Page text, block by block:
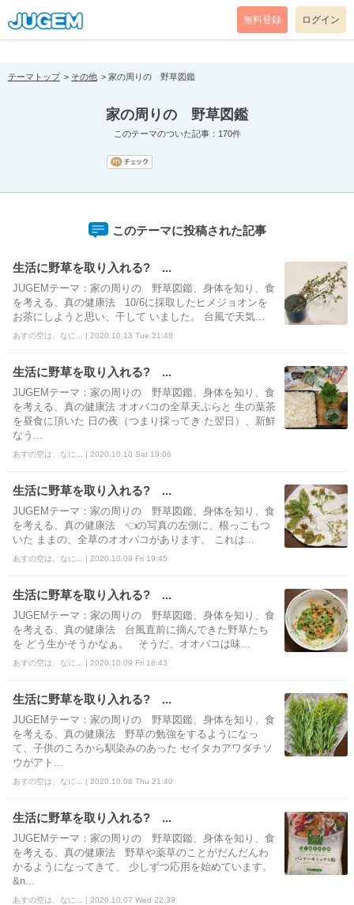
[pear_error: message="Success" code=0 mode=return level=notice
prefix="" info=""]
無料登録 ログイン
テーマトップ その他 家の周りの 野草図鑑
家の周りの 野草図鑑
このテーマのついた記事：170件
このテーマに投稿された記事
生活に野草を取り入れる? ...
JUGEMテーマ：家の周りの 野草図鑑、身体を知り、食
を考える、真の健康法 10/6に採取したヒメジョオンを
お茶にしようと思い、干して いました。 台風で天気...
あすの空は、なに... | 2020.10.13 Tue 21:48
生活に野草を取り入れる? ...
JUGEMテーマ：家の周りの 野草図鑑、身体を知り、食
を考える、真の健康法 オオバコの全草天ぷらと 生の葉茶
を昼食に頂いた 日の夜（つまり採ってき た翌日）、新鮮
なう...
あすの空は、なに... | 2020.10.10 Sat 19:06
生活に野草を取り入れる? ...
JUGEMテーマ：家の周りの 野草図鑑、身体を知り、食
を考える、真の健康法 👈の写真の左側に、根っこもつ
いた ままの、全草のオオバコがあります。 これは...
あすの空は、なに... | 2020.10.09 Fri 19:45
生活に野草を取り入れる? ...
JUGEMテーマ：家の周りの 野草図鑑、身体を知り、食
を考える、真の健康法 台風直前に摘んできた野草たち
を どう生かそうかなぁ。 そうだ、オオバコは味...
あすの空は、なに... | 2020.10.09 Fri 18:43
生活に野草を取り入れる? ...
JUGEMテーマ：家の周りの 野草図鑑、身体を知り、食
を考える、真の健康法 野草の勉強をするようになっ
て、子供のころから馴染みのあった セイタカアワダチソ
ウがアト...
あすの空は、なに... | 2020.10.08 Thu 21:40
生活に野草を取り入れる? ...
JUGEMテーマ：家の周りの 野草図鑑、身体を知り、食
を考える、真の健康法 野草や薬草のことがだんだんわ
かるようになってきて、 少しずつ応用を始めています。
&n...
あすの空は、なに... | 2020.10.07 Wed 22:39